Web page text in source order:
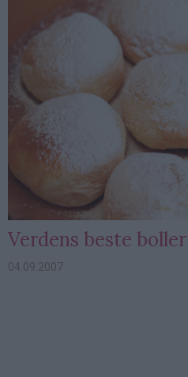
Verdens beste boller
04.09.2007